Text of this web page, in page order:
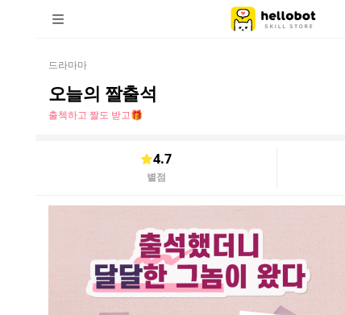
드라마마
오늘의 짤출석
출첵하고 짤도 받고🎁
4.7
별점